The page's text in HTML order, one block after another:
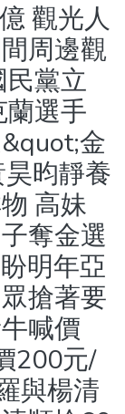
觀光人
周邊觀
黨立
選手
金
昀靜養
高妹
奪金選
明年亞
搶著要
喊價
200元/
與楊清